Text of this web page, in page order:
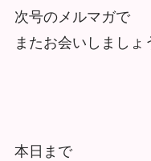
次号のメルマガで
またお会いしましょ
本日まで